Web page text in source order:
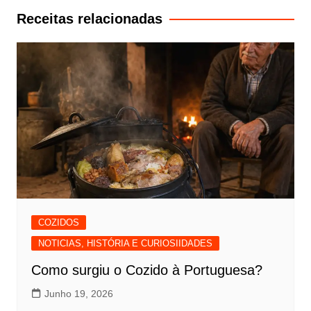
artigos
Receitas relacionadas
COZIDOS
NOTICIAS, HISTÓRIA E CURIOSIIDADES
Como surgiu o Cozido à Portuguesa?
Junho 19, 2026